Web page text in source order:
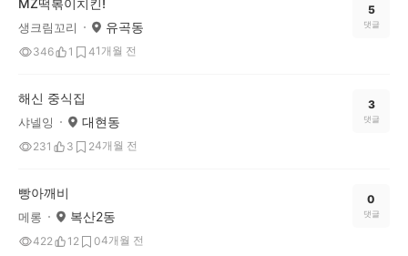
MZ떡볶이치킨!
생크림꼬리 유곡동
346 1 41개월 전
5
댓글
해신 중식집
샤넬잉 대현동
231 3 24개월 전
3
댓글
빵아깨비
메롱 복산2동
422 12 04개월 전
0
댓글